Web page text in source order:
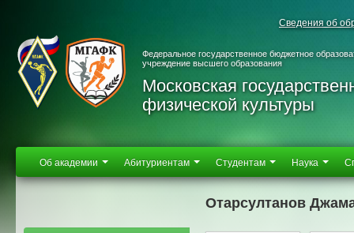
Сведения об
Федеральное государственное бюджетное
учреждение высшего образования
Московская
физической культуры
Об академии Абитуриентам Студентам Наука
Отарсултанов